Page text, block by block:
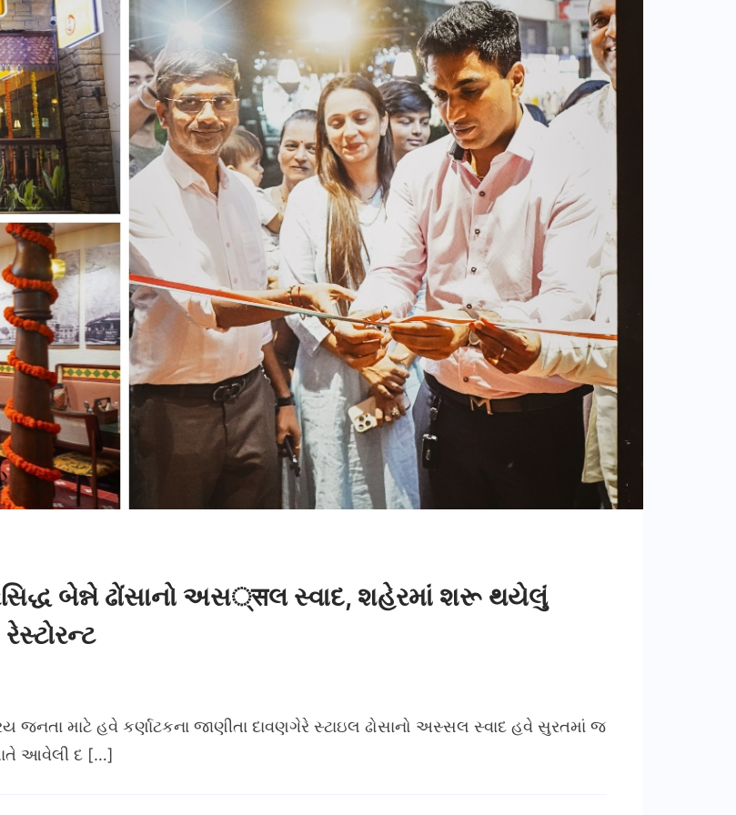
બેન્ને ઢોંસાનો અસ्सલ સ્વાદ, શહેરમાં શરૂ થયેલું
જનતા માટે હવે કર્ણાટકના જાણીતા દાવણગેરે સ્ટાઇલ ઢોસાનો અસ્સલ સ્વાદ હવે સુરતમાં જ
આવેલી દ […]